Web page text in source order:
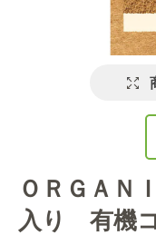
ＯＲＧＡ
入り 有機